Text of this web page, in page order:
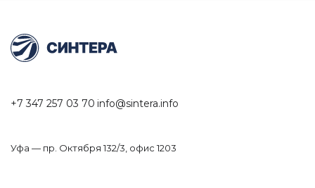
+7 347 257 03 70 info@sintera.info
Уфа — пр. Октября 132/3, офис 1203